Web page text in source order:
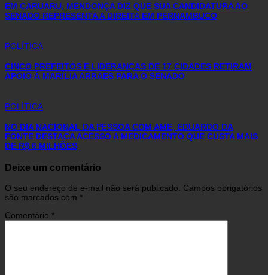
EM CARUARU, MENDONÇA DIZ QUE SUA CANDIDATURA AO
SENADO REPRESENTA A DIREITA EM PERNAMBUCO
POLÍTICA
CINCO PREFEITOS E LIDERANÇAS DE 17 CIDADES RETIRAM
APOIO À MARÍLIA ARRAES PARA O SENADO
POLÍTICA
NO DIA NACIONAL DA PESSOA COM AME, EDUARDO DA
FONTE DESTACA ACESSO A MEDICAMENTO QUE CUSTA MAIS
DE R$ 6 MILHÕES
Deixe um comentário
O seu endereço de e-mail não será publicado. Campos obrigatórios
são marcados com *
Comentário *